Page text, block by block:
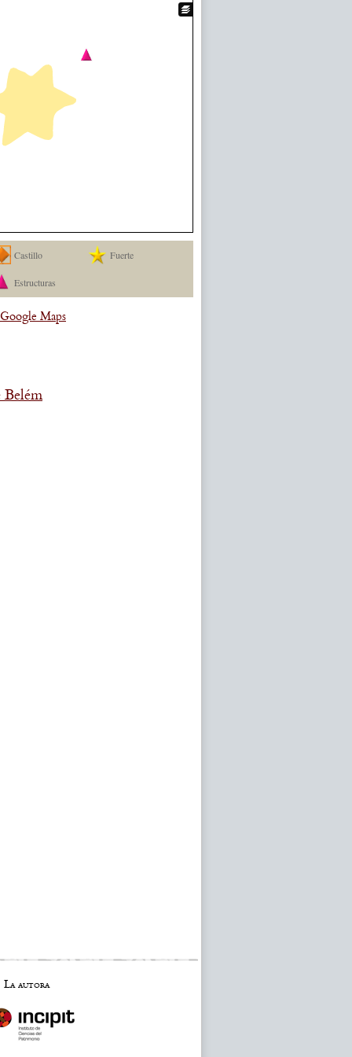
Castillo Fuerte
Estructuras
Maps
Belém
La autora